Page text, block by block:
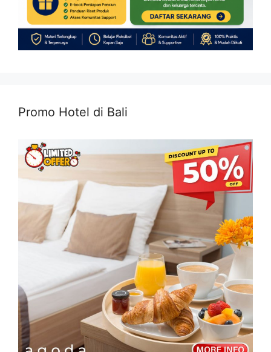
Promo Hotel di Bali